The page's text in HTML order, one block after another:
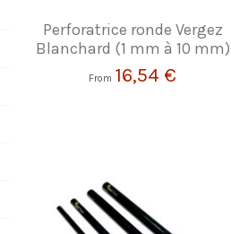
Perforatrice ronde Vergez
Blanchard (1 mm à 10 mm)
From 16,54 €